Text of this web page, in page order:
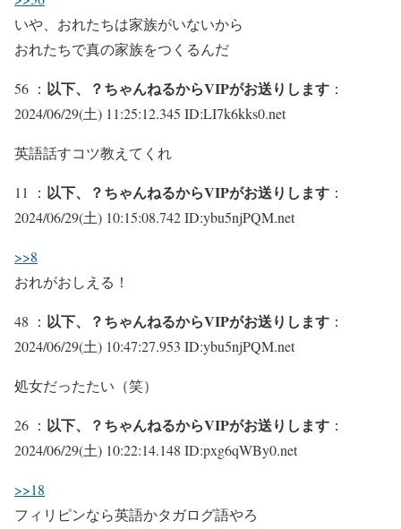
いや、おれたちは家族がいないから
おれたちで真の家族をつくるんだ
56 ： 以下、？ちゃんねるからVIPがお送りします ：
2024/06/29(土) 11:25:12.345 ID:LI7k6kks0.net
英語話すコツ教えてくれ
11 ： 以下、？ちゃんねるからVIPがお送りします ：
2024/06/29(土) 10:15:08.742 ID:ybu5njPQM.net
>>8
おれがおしえる！
48 ： 以下、？ちゃんねるからVIPがお送りします ：
2024/06/29(土) 10:47:27.953 ID:ybu5njPQM.net
処女だったたい（笑）
26 ： 以下、？ちゃんねるからVIPがお送りします ：
2024/06/29(土) 10:22:14.148 ID:pxg6qWBy0.net
>>18
フィリピンなら英語かタガログ語やろ